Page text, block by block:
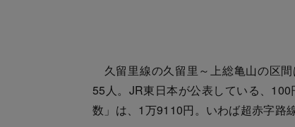
久留里線の久留里～上総亀山の区
55人。JR東日本が公表している、
数」は、1万9110円。いわば超赤字路線